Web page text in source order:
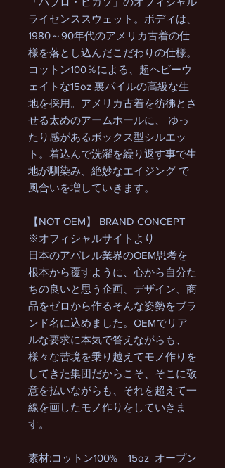
ライセンススウェット。ボディは、
1980～90年代のアメリカ古着の仕
様を落とし込んだこだわりの仕様。
コットン100％による、超ヘビーウ
ェイトな15oz 裏パイルの高級な生
地を採用。アメリカ古着を彷彿とさ
せる太めのアームホールに、 ゆっ
たり感があるボックス型シルエッ
ト。着込んで洗濯を繰り返す事で生
地が馴染み、絶妙なエイジング で
風合いを増していきます。
【NOT OEM】 BRAND CONCEPT
※オフィシャルサイトより
日本のアパレル業界のOEM思考を
根本から覆すように、心から自分た
ちの良いと思う企画、デザイン、商
品をゼロから作るそんな姿勢をブラ
ンド名に込めました。OEMでリア
ルな要求に本気で答えながらも、
様々な苦境を乗り越えてモノ作りを
してきた集団だからこそ、そこに敬
意を払いながらも、それを超えて一
線を画したモノ作りをしていきま
す。
素材:コットン100% 15oz オープン